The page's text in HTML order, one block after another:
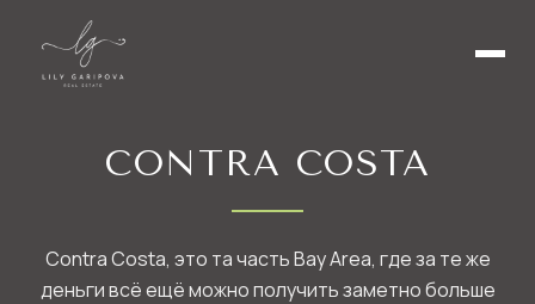
CONTRA COSTA
Contra Costa, это та часть Bay Area, где за те же
деньги всё ещё можно получить заметно больше